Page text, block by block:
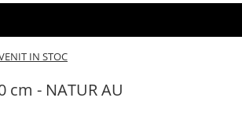
IN STOC
cm - NATUR AU